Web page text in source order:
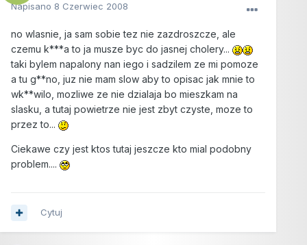
Napisano 8 Czerwiec 2008
no wlasnie, ja sam sobie tez nie zazdroszcze, ale
czemu k***a to ja musze byc do jasnej cholery...
taki bylem napalony nan iego i sadzilem ze mi pomoze
a tu g**no, juz nie mam slow aby to opisac jak mnie to
wk**wilo, mozliwe ze nie dzialaja bo mieszkam na
slasku, a tutaj powietrze nie jest zbyt czyste, moze to
przez to...
Ciekawe czy jest ktos tutaj jeszcze kto mial podobny
problem....
Cytuj